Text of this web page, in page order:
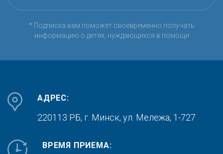
* Подписка вам поможет своевременно получать
информацию о детях, нуждающихся в помощи
АДРЕС:
220113 РБ, г. Минск, ул. Мележа, 1-727
ВРЕМЯ ПРИЕМА: